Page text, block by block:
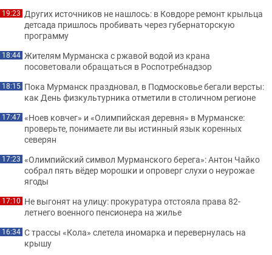
19:23 Других источников не нашлось: в Ковдоре ремонт крыльца
детсада пришлось пробивать через губернаторскую
программу
18:44 Жителям Мурманска с ржавой водой из крана
посоветовали обращаться в Роспотребнадзор
18:15 Пока Мурманск праздновал, в Подмосковье бегали версты:
как День физкультурника отметили в столичном регионе
17:47 «Ноев ковчег» и «Олимпийская деревня» в Мурманске:
проверьте, понимаете ли вы истинный язык коренных
северян
17:23 «Олимпийский символ Мурманского берега»: Антон Чайко
собрал пять вёдер морошки и опроверг слухи о неурожае
ягоды
17:10 Не выгонят на улицу: прокуратура отстояла права 82-
летнего военного пенсионера на жилье
16:34 С трассы «Кола» слетела иномарка и перевернулась на
крышу